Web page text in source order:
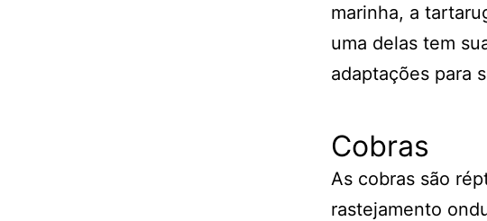
marinha, a
uma delas tem
adaptações para
Cobras
As cobras são
rastejamento